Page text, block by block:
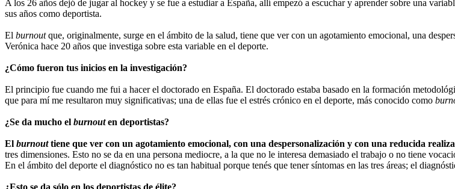
A los 26 años dejó de jugar al hockey y se fue a estudiar a España, allí empezó a escuchar y aprender sobre una
sus años como deportista.
El burnoutque, originalmente, surge en el ámbito de la salud, tiene que ver con un agotamiento emocional, una
Verónica hace 20 años que investiga sobre esta variable en el deporte.
¿Cómo fueron tus inicios en la investigación?
El principio fue cuando me fui a hacer el doctorado en España. El doctorado estaba basado en la formación
que para mí me resultaron muy significativas; una de ellas fue el estrés crónico en el deporte, más conocido como
¿Se da mucho el burnouten deportistas?
El burnouttiene que ver con un agotamiento emocional, con una despersonalización y con una reducida
tres dimensiones. Esto no se da en una persona mediocre, a la que no le interesa demasiado el trabajo o no tiene
En el ámbito del deporte el diagnóstico no es tan habitual porque tenés que tener síntomas en las tres áreas; el